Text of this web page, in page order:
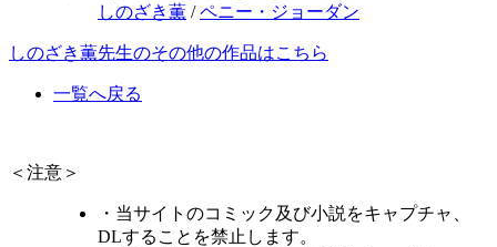
しのざき薫 /ペニー・ジョーダン
しのざき薫先生のその他の作品はこちら
一覧へ戻る
＜注意＞
・当サイトのコミック及び小説をキャプチャ、
DLすることを禁止します。